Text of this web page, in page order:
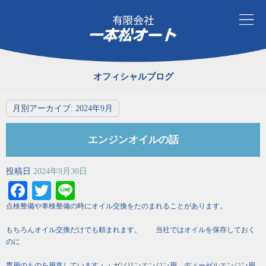
オフィシャルブログ
月別アーカイブ: 2024年9月
エンジンオイルの話
投稿日 2024年9月30日
Facebook
Twitter
点検整備や車検整備の時にオイル交換をたのまれることがあります。
もちろんオイル交換だけでも頼まれます。 当社ではオイルを保存しておく
のに